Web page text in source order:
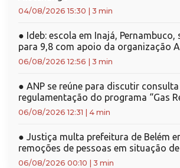
04/08/2026 15:30 3 min
● Ideb: escola em Inajá, Pernambuco,
para 9,8 com apoio da organização
06/08/2026 12:56 3 min
● ANP se reúne para discutir
regulamentação do programa “Gas
06/08/2026 12:31 4 min
● Justiça multa prefeitura de Belém
remoções de pessoas em situação
06/08/2026 00:10 3 min